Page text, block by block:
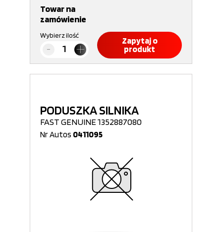
Towar na
zamówienie
Wybierz ilość
Zapytaj o
produkt
PODUSZKA SILNIKA
FAST GENUINE 1352887080
Nr Autos 0411095